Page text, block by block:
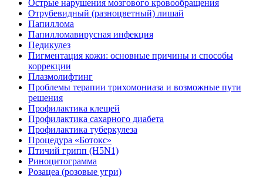
Острые нарушения мозгового кровообращения
Отрубевидный (разноцветный) лишай
Папиллома
Папилломавирусная инфекция
Педикулез
Пигментация кожи: основные причины и способы
коррекции
Плазмолифтинг
Проблемы терапии трихомониаза и возможные пути
решения
Профилактика клещей
Профилактика сахарного диабета
Профилактика туберкулеза
Процедура «Ботокс»
Птичий грипп (H5N1)
Риноцитограмма
Розацеа (розовые угри)